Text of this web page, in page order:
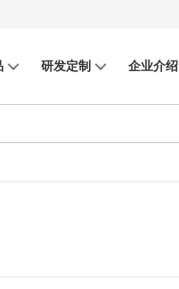
研发定制 企业介绍